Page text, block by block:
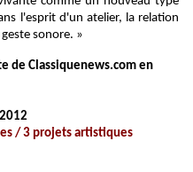
l'esprit d'un atelier, la relation
sonore. »
de Classiquenews.com en
/ 3 projets artistiques